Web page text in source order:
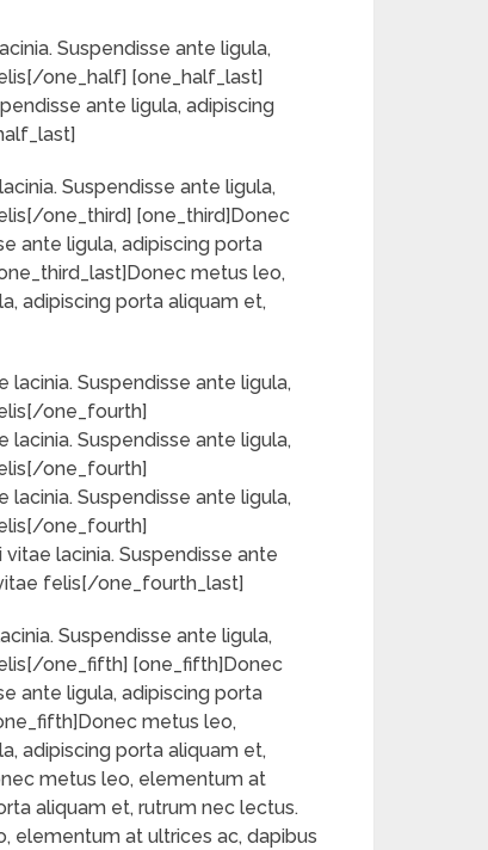
Suspendisse ante ligula,
one_half] [one_half_last]
ante ligula, adipiscing
Suspendisse ante ligula,
one_third] [one_third]Donec
ante ligula, adipiscing porta
metus leo,
adipiscing porta aliquam et,
Suspendisse ante ligula,
one_fourth]
Suspendisse ante ligula,
one_fourth]
Suspendisse ante ligula,
one_fourth]
lacinia. Suspendisse ante
felis[/one_fourth_last]
Suspendisse ante ligula,
one_fifth] [one_fifth]Donec
ante ligula, adipiscing porta
metus leo,
adipiscing porta aliquam et,
metus leo, elementum at
aliquam et, rutrum nec lectus.
elementum at ultrices ac, dapibus